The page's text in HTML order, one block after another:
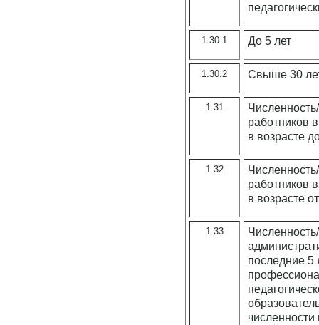
1.30.1 До 5 лет
1.30.2 Свыше 30
1.31
работников
в возрасте
1.32
работников
в возрасте
1.33
последние
численности